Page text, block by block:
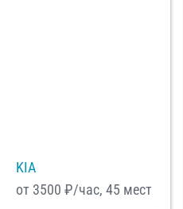
KIA
от 3500 ₽/час, 45 мест
обработку моих